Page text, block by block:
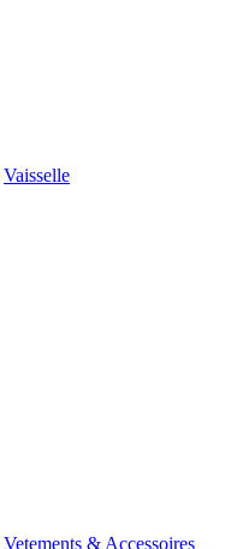
Vaisselle
Vetements & Accessoires